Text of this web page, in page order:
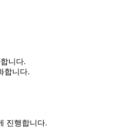
니다.
합니다.
진행합니다.